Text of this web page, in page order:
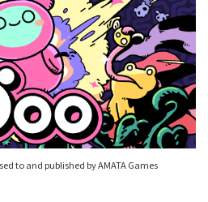
to and published by AMATA Games